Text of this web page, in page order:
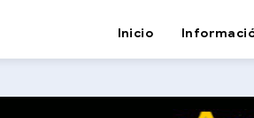
Inicio